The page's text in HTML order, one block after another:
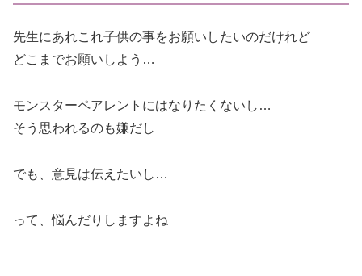
先生にあれこれ子供の事をお願いしたいのだけれど
どこまでお願いしよう…
モンスターペアレントにはなりたくないし…
そう思われるのも嫌だし
でも、意見は伝えたいし…
って、悩んだりしますよね